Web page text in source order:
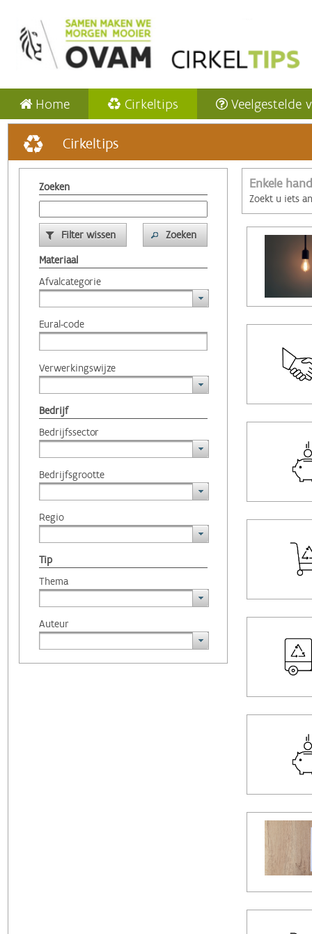
Home Cirkeltips Veelgestelde
Cirkeltips
Zoeken
Filter wissen
Zoeken
Materiaal
Afvalcategorie
Eural-code
Verwerkingswijze
Bedrijf
Bedrijfssector
Bedrijfsgrootte
Regio
Tip
Thema
Auteur
Enkele
Zoekt u iets